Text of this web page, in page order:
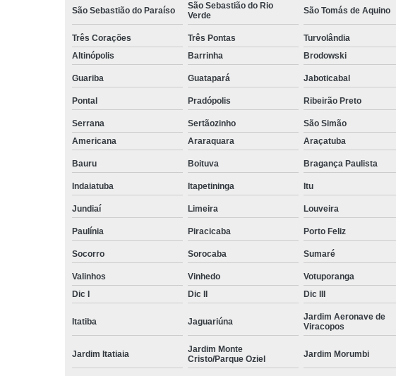
São Sebastião do Paraíso
São Sebastião do Rio
Verde
São Tomás de Aquino
Três Corações Três Pontas Turvolândia
Altinópolis
Barrinha Brodowski
Guariba Guatapará Jaboticabal
Pontal Pradópolis Ribeirão Preto
Serrana Sertãozinho São Simão
Americana
Araraquara Araçatuba
Bauru Boituva Bragança Paulista
Indaiatuba Itapetininga Itu
Jundiaí Limeira Louveira
Paulínia Piracicaba Porto Feliz
Socorro Sorocaba Sumaré
Valinhos Vinhedo
Votuporanga
Dic I
Dic II Dic III
Itatiba Jaguariúna
Jardim Aeronave de
Viracopos
Jardim Itatiaia
Jardim Monte
Cristo/Parque Oziel
Jardim Morumbi